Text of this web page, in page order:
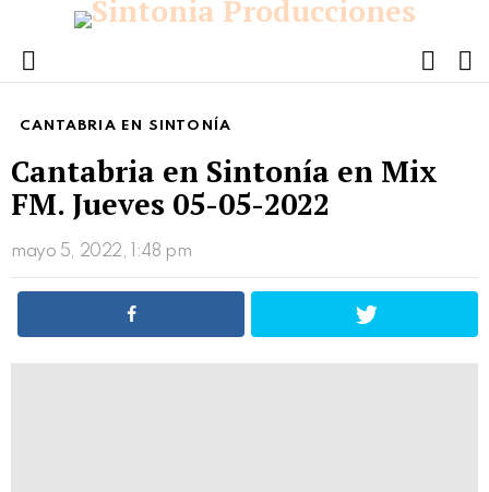
Menu
CANTABRIA EN SINTONÍA
Cantabria en Sintonía en Mix
FM. Jueves 05-05-2022
mayo 5, 2022, 1:48 pm